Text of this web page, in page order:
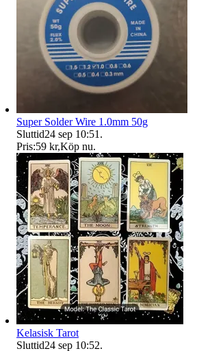
Super Solder Wire 1.0mm 50g
Sluttid24 sep 10:51 .
Pris:59 kr,Köp nu.
Kelasisk Tarot
Sluttid24 sep 10:52.